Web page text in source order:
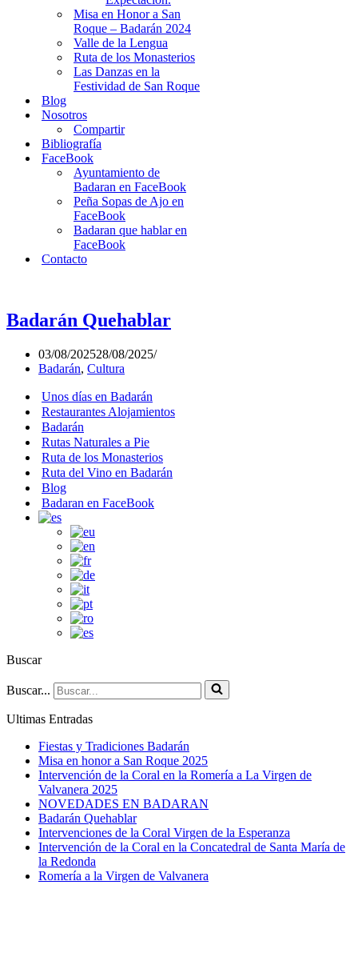
Misa en Honor a San
Roque – Badarán 2024
Valle de la Lengua
Ruta de los Monasterios
Las Danzas en la
Festividad de San Roque
Blog
Nosotros
Compartir
Bibliografía
FaceBook
Ayuntamiento de
Badaran en FaceBook
Peña Sopas de Ajo en
FaceBook
Badaran que hablar en
FaceBook
Contacto
Badarán Quehablar
03/08/202528/08/2025
Badarán, Cultura
Unos días en Badarán
Restaurantes Alojamientos
Badarán
Rutas Naturales a Pie
Ruta de los Monasterios
Ruta del Vino en Badarán
Blog
Badaran en FaceBook
Buscar
Buscar...
Ultimas Entradas
Fiestas y Tradiciones Badarán
Misa en honor a San Roque 2025
Intervención de la Coral en la Romería a La Virgen de
Valvanera 2025
NOVEDADES EN BADARAN
Badarán Quehablar
Intervenciones de la Coral Virgen de la Esperanza
Intervención de la Coral en la Concatedral de Santa María de
la Redonda
Romería a la Virgen de Valvanera